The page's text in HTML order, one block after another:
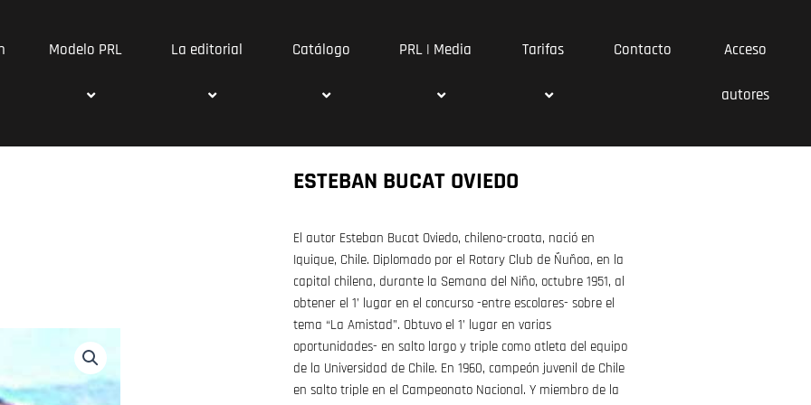
Modelo PRL La editorial Catálogo PRL | Media Tarifas Contacto Acceso
autores
ESTEBAN BUCAT OVIEDO
El autor Esteban Bucat Oviedo, chileno-croata, nació en
Iquique, Chile. Diplomado por el Rotary Club de Ñuñoa, en la
capital chilena, durante la Semana del Niño, octubre 1951, al
obtener el 1’ lugar en el concurso -entre escolares- sobre el
tema “La Amistad”. Obtuvo el 1’ lugar en varias
oportunidades- en salto largo y triple como atleta del equipo
de la Universidad de Chile. En 1960, campeón juvenil de Chile
en salto triple en el Campeonato Nacional. Y miembro de la